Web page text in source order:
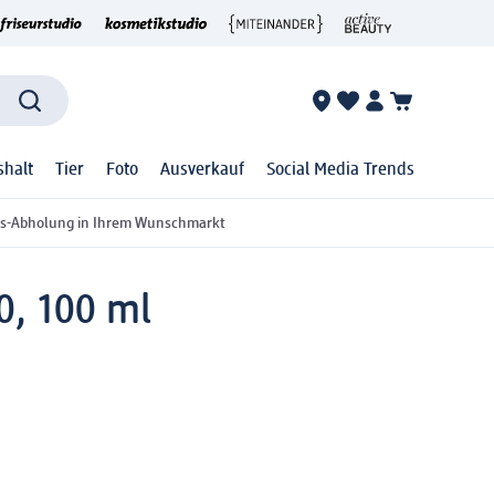
Tier Foto Ausverkauf Social Media Trends
Abholung in Ihrem Wunschmarkt
100 ml